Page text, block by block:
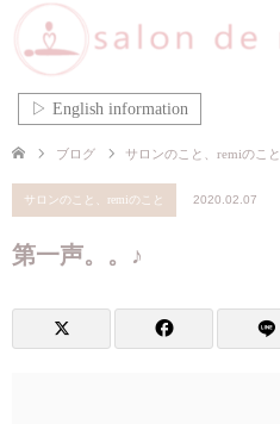
▷ English information
ブログ サロンのこと、remiのこと
サロンのこと、remiのこと 2020.02.07
第一声。。♪